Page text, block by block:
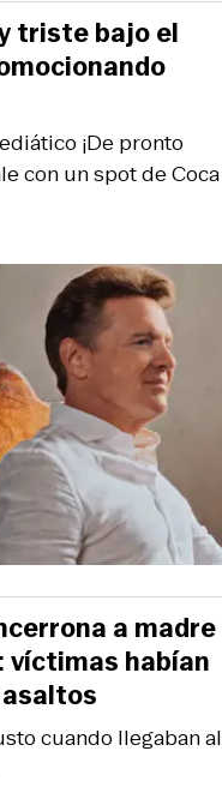
¡De pronto
con un spot de Coca
triste bajo el
cuando llegaban al
a madre
víctimas habían
asaltos